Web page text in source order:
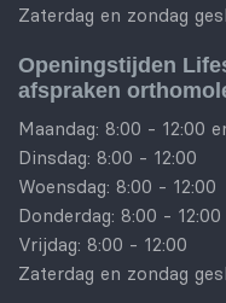
Zaterdag en zondag
Openingstijden
afspraken
Maandag: 8:00 - 12:00
Dinsdag: 8:00 - 12:00
Woensdag: 8:00 - 12:00
Donderdag: 8:00 -
Vrijdag: 8:00 - 12:00
Zaterdag en zondag